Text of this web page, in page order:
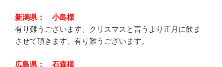
新潟県： 小島様
有り難うございます、クリスマスと言うより正月に飲ま
させて頂きます、有り難うございます。
広島県： 石森様